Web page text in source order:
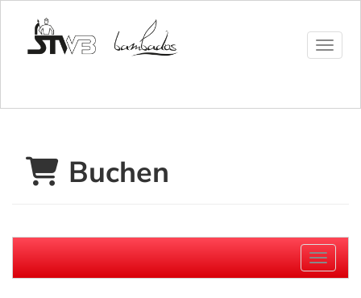
Menü
Buchen